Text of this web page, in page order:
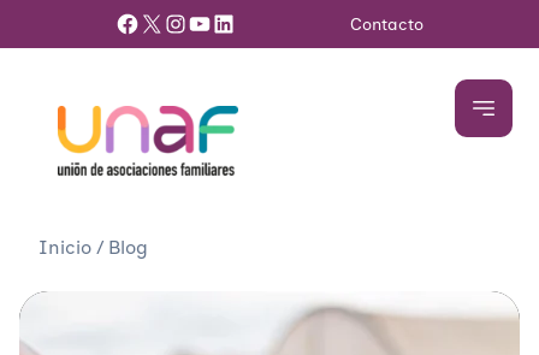
Facebook X InstagramYouTube LinkedIn Contacto
Inicio / Blog